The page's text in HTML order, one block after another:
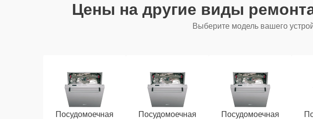
Цены на другие виды
Выберите модель вашего
Посудомоечная
Посудомоечная
Посудомоечная